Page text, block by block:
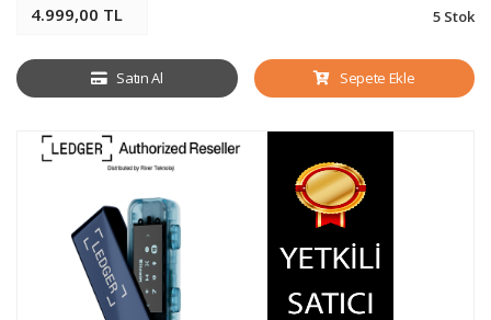
4.999,00 TL 5 Stok
Satın Al Sepete Ekle